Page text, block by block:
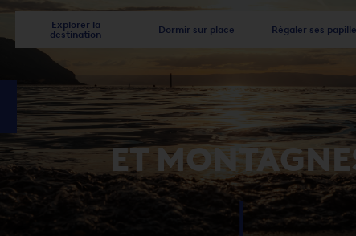
Explorer la
destination
Dormir sur place Régaler ses
ET